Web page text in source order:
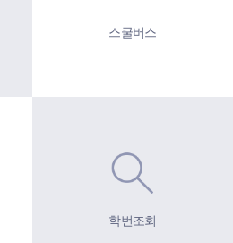
스쿨버스
학번조회